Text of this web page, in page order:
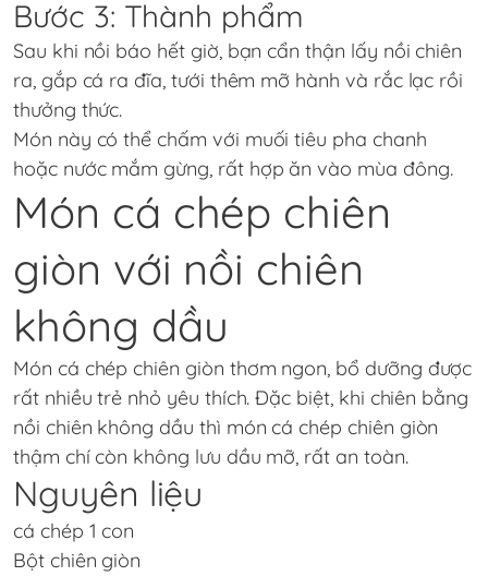
Bước 3: Thành phẩm
Sau khi nồi báo hết giờ, bạn cẩn thận lấy nồi chiên
ra, gắp cá ra đĩa, tưới thêm mỡ hành và rắc lạc rồi
thưởng thức.
Món này có thể chấm với muối tiêu pha chanh
hoặc nước mắm gừng, rất hợp ăn vào mùa đông.
Món cá chép chiên
giòn với nồi chiên
không dầu
Món cá chép chiên giòn thơm ngon, bổ dưỡng được
rất nhiều trẻ nhỏ yêu thích. Đặc biệt, khi chiên bằng
nồi chiên không dầu thì món cá chép chiên giòn
thậm chí còn không lưu dầu mỡ, rất an toàn.
Nguyên liệu
cá chép 1 con
Bột chiên giòn